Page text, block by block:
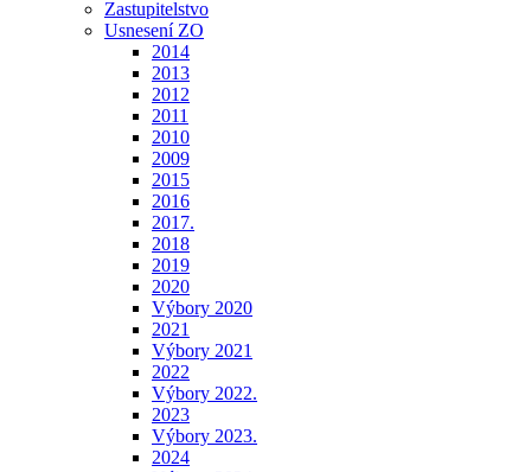
Zastupitelstvo
Usnesení ZO
2014
2013
2012
2011
2010
2009
2015
2016
2017.
2018
2019
2020
Výbory 2020
2021
Výbory 2021
2022
Výbory 2022.
2023
Výbory 2023.
2024